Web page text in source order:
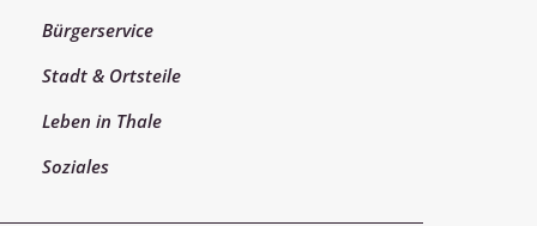
Bürgerservice
Stadt & Ortsteile
Leben in Thale
Soziales